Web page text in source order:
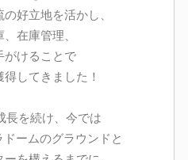
好立地を活かし、
在庫管理、
がけることで
してきました！
長を続け、今では
ームのグラウンドと